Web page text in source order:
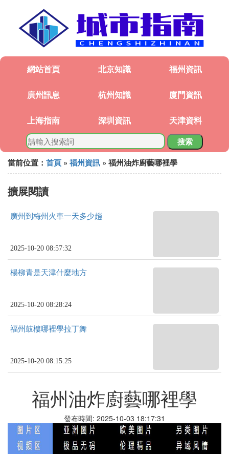
網站首頁 北京知識 福州資訊
廣州訊息 杭州知識 廈門資訊
上海指南 深圳資訊 天津資料
搜索
當前位置： 首頁 » 福州資訊 » 福州油炸廚藝哪裡學
擴展閱讀
廣州到梅州火車一天多少趟
2025-10-20 08:57:32
楊柳青是天津什麼地方
2025-10-20 08:28:24
福州鼓樓哪裡學拉丁舞
2025-10-20 08:15:25
福州油炸廚藝哪裡學
發布時間: 2025-10-03 18:17:31